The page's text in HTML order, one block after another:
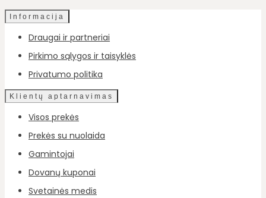
Informacija
Draugai ir partneriai
Pirkimo sąlygos ir taisyklės
Privatumo politika
Klientų aptarnavimas
Visos prekės
Prekės su nuolaida
Gamintojai
Dovanų kuponai
Svetainės medis